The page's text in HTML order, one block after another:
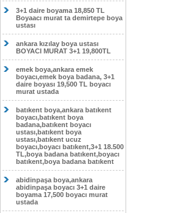
3+1 daire boyama 18,850 TL
Boyaacı murat ta demirtepe boya
ustası
ankara kızılay boya ustası
BOYACI MURAT 3+1 19,800TL
emek boya,ankara emek
boyacı,emek boya badana, 3+1
daire boyası 19,500 TL boyacı
murat ustada
batıkent boya,ankara batıkent
boyacı,batıkent boya
badana,batıkent boyacı
ustası,batıkent boya
ustası,batıkent ucuz
boyacı,boyacı batıkent,3+1 18.500
TL,boya badana batıkent,boyacı
batıkent,boya badana batıkent
abidinpaşa boya,ankara
abidinpaşa boyacı 3+1 daire
boyama 17,500 boyacı murat
ustada